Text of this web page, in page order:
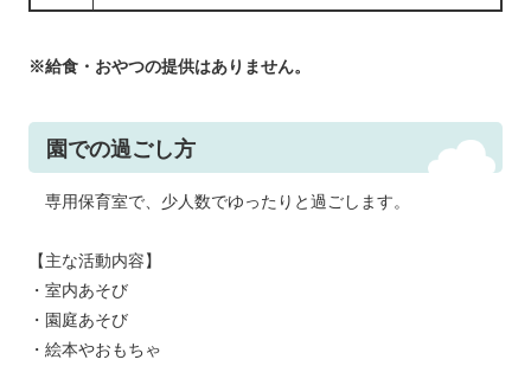
※給食・おやつの提供はありません。
園での過ごし方
専用保育室で、少人数でゆったりと過ごします。
【主な活動内容】
・室内あそび
・園庭あそび
・絵本やおもちゃ